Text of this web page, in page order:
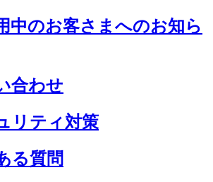
中のお客さまへのお知ら
合わせ
リティ対策
る質問